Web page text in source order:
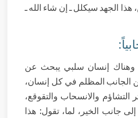
الجهد سيكلل ـ إن شاء الله ـ
وهناك إنسان سلبي يبحث عن
الجانب المظلم في كل إنسان،
والانسحاب والتقوقع،
إلى جانب الخير، لما، تقول: هذا